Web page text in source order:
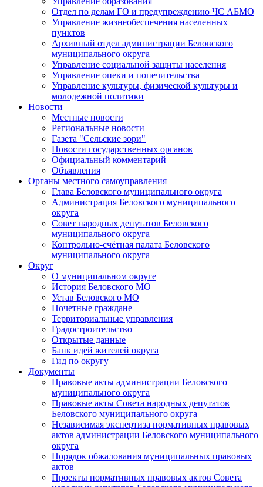
Отдел по делам ГО и предупреждению ЧС АБМО
Управление жизнеобеспечения населенных
пунктов
Архивный отдел администрации Беловского
муниципального округа
Управление социальной защиты населения
Управление опеки и попечительства
Управление культуры, физической культуры и
молодежной политики
Новости
Местные новости
Региональные новости
Газета "Сельские зори"
Новости государственных органов
Официальный комментарий
Объявления
Органы местного самоуправления
Глава Беловского муниципального округа
Администрация Беловского муниципального
округа
Совет народных депутатов Беловского
муниципального округа
Контрольно-счётная палата Беловского
муниципального округа
Округ
О муниципальном округе
История Беловского МО
Устав Беловского МО
Почетные граждане
Территориальные управления
Градостроительство
Открытые данные
Банк идей жителей округа
Гид по округу
Документы
Правовые акты администрации Беловского
муниципального округа
Правовые акты Совета народных депутатов
Беловского муниципального округа
Независимая экспертиза нормативных правовых
актов администрации Беловского муниципального
округа
Порядок обжалования муниципальных правовых
актов
Проекты нормативных правовых актов Совета